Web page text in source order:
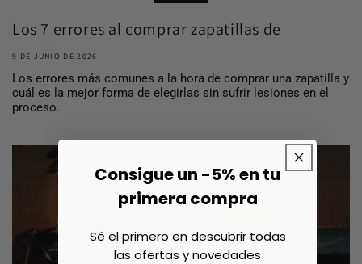
Los 7 errores al comprar zapatillas de
running ...
9 DE JUNIO DE 2026
Los errores más comunes a la hora de comprar una zapatilla y
cuál es la mejor forma de elegirlas sin sufrir lesiones en el
proceso.
Consigue un -5% en tu
primera compra
Sé el primero en descubrir todas
las ofertas y novedades